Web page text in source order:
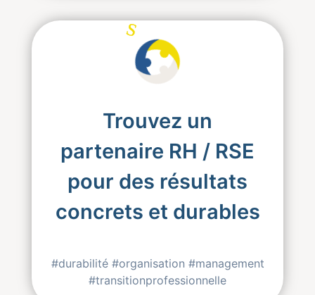
S
Trouvez un
partenaire RH / RSE
pour des résultats
concrets et durables
#durabilité #organisation #management
#transitionprofessionnelle